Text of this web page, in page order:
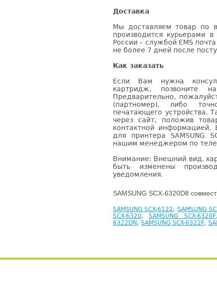
Доставка
Мы доставляем товар по
производится курьерами
России – службой EMS
не более 7 дней после
Как заказать
Если Вам нужна
картридж, позвоните
Предварительно,
(партномер), либо
печатающего устройства.
через сайт, положив
контактной информацией.
для принтера SAMSUNG
нашим менеджером по
Внимание: Внешний вид,
быть изменены
уведомления.
SAMSUNG SCX-6320D8
SAMSUNG SCX-6122, SAMSUNG
SCX-6320,SAMSUNG SCX-6320F
6322DN , SAMSUNG SCX-6322F,